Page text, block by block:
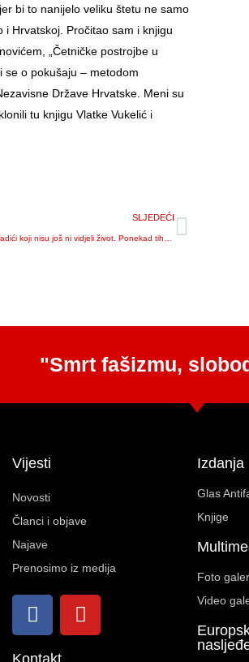
bi to nanijelo veliku štetu ne samo
i Hrvatskoj. Pročitao sam i knjigu
„Četničke postrojbe u
se o pokušaju – metodom
Države Hrvatske. Meni su
tu knjigu Vlatke Vukelić i
SLJEDEĆI
"Smrt fašizmu,
Vijesti
Novosti
Članci i objave
Najave
Prenosimo iz medija
Kontakt
Izdanja
Glas
Knjige
Foto
Video